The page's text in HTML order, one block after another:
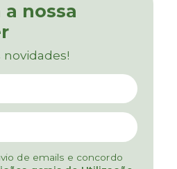
a nossa
novidades!
de emails e concordo